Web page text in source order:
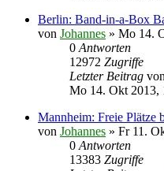
Berlin: Band-in-a-Box
von Johannes » Mo 14.
0 Antworten
12972 Zugriffe
Letzter Beitrag von
Mo 14. Okt 2013,
Mannheim: Freie Plätze
von Johannes » Fr 11.
0 Antworten
13383 Zugriffe